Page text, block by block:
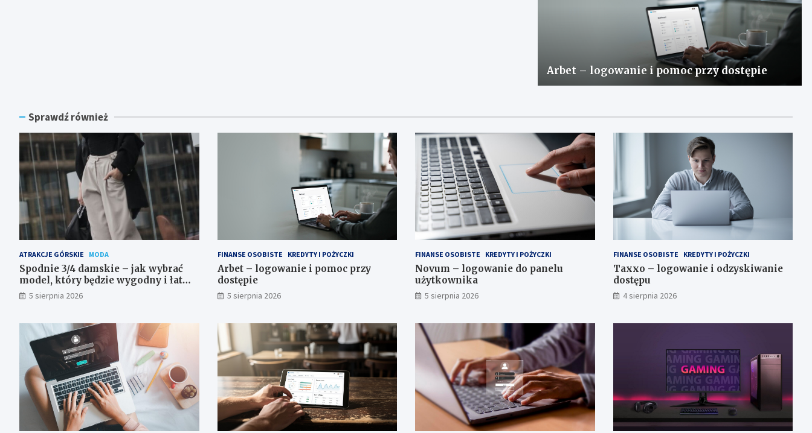
Arbet – logowanie i pomoc przy dostępie
Sprawdź również
ATRAKCJE GÓRSKIE MODA
Spodnie 3/4 damskie – jak wybrać
model, który będzie wygodny i łatwy
do stylizowania?
5 sierpnia 2026
FINANSE OSOBISTE KREDYTY I POŻYCZKI
Arbet – logowanie i pomoc przy
dostępie
5 sierpnia 2026
FINANSE OSOBISTE KREDYTY I POŻYCZKI
Novum – logowanie do panelu
użytkownika
5 sierpnia 2026
FINANSE OSOBISTE KREDYTY I POŻYCZKI
Taxxo – logowanie i odzyskiwanie
dostępu
4 sierpnia 2026